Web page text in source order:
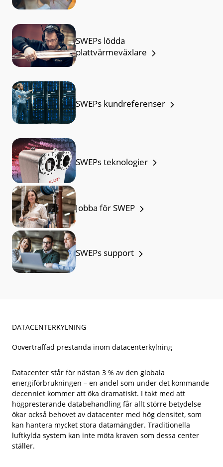
SWEPs lödda
plattvärmeväxlare
SWEPs kundreferenser
SWEPs teknologier
Jobba för SWEP
SWEPs support
DATACENTERKYLNING
Oöverträffad prestanda inom datacenterkylning
Datacenter står för nästan 3 % av den globala
energiförbrukningen – en andel som under det kommande
decenniet kommer att öka dramatiskt. I takt med att
högpresterande databehandling får allt större betydelse
ökar också behovet av datacenter med hög densitet, som
kan hantera mycket stora datamängder. Traditionella
luftkylda system kan inte möta kraven som dessa center
ställer.